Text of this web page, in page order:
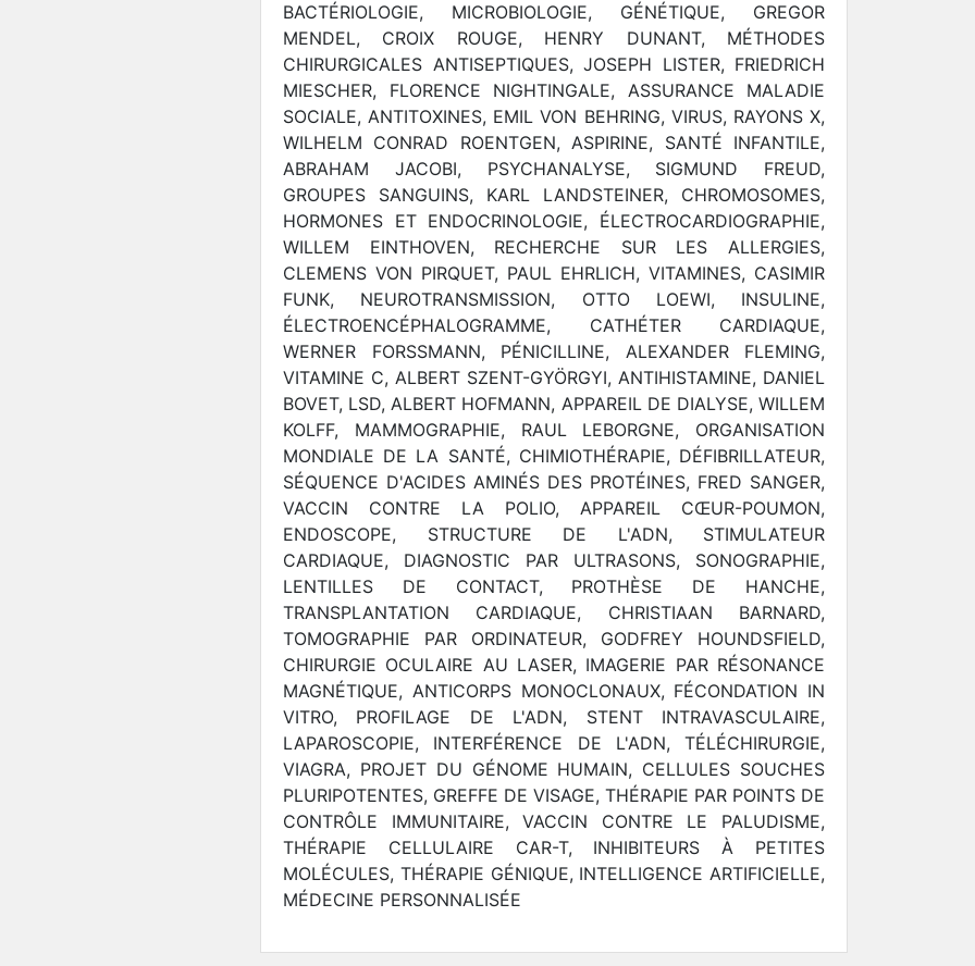
BACTÉRIOLOGIE, MICROBIOLOGIE, GÉNÉTIQUE, GREGOR
MENDEL, CROIX ROUGE, HENRY DUNANT, MÉTHODES
CHIRURGICALES ANTISEPTIQUES, JOSEPH LISTER, FRIEDRICH
MIESCHER, FLORENCE NIGHTINGALE, ASSURANCE MALADIE
SOCIALE, ANTITOXINES, EMIL VON BEHRING, VIRUS, RAYONS X,
WILHELM CONRAD ROENTGEN, ASPIRINE, SANTÉ INFANTILE,
ABRAHAM JACOBI, PSYCHANALYSE, SIGMUND FREUD,
GROUPES SANGUINS, KARL LANDSTEINER, CHROMOSOMES,
HORMONES ET ENDOCRINOLOGIE, ÉLECTROCARDIOGRAPHIE,
WILLEM EINTHOVEN, RECHERCHE SUR LES ALLERGIES,
CLEMENS VON PIRQUET, PAUL EHRLICH, VITAMINES, CASIMIR
FUNK, NEUROTRANSMISSION, OTTO LOEWI, INSULINE,
ÉLECTROENCÉPHALOGRAMME, CATHÉTER CARDIAQUE,
WERNER FORSSMANN, PÉNICILLINE, ALEXANDER FLEMING,
VITAMINE C, ALBERT SZENT-GYÖRGYI, ANTIHISTAMINE, DANIEL
BOVET, LSD, ALBERT HOFMANN, APPAREIL DE DIALYSE, WILLEM
KOLFF, MAMMOGRAPHIE, RAUL LEBORGNE, ORGANISATION
MONDIALE DE LA SANTÉ, CHIMIOTHÉRAPIE, DÉFIBRILLATEUR,
SÉQUENCE D'ACIDES AMINÉS DES PROTÉINES, FRED SANGER,
VACCIN CONTRE LA POLIO, APPAREIL CŒUR-POUMON,
ENDOSCOPE, STRUCTURE DE L'ADN, STIMULATEUR
CARDIAQUE, DIAGNOSTIC PAR ULTRASONS, SONOGRAPHIE,
LENTILLES DE CONTACT, PROTHÈSE DE HANCHE,
TRANSPLANTATION CARDIAQUE, CHRISTIAAN BARNARD,
TOMOGRAPHIE PAR ORDINATEUR, GODFREY HOUNDSFIELD,
CHIRURGIE OCULAIRE AU LASER, IMAGERIE PAR RÉSONANCE
MAGNÉTIQUE, ANTICORPS MONOCLONAUX, FÉCONDATION IN
VITRO, PROFILAGE DE L'ADN, STENT INTRAVASCULAIRE,
LAPAROSCOPIE, INTERFÉRENCE DE L'ADN, TÉLÉCHIRURGIE,
VIAGRA, PROJET DU GÉNOME HUMAIN, CELLULES SOUCHES
PLURIPOTENTES, GREFFE DE VISAGE, THÉRAPIE PAR POINTS DE
CONTRÔLE IMMUNITAIRE, VACCIN CONTRE LE PALUDISME,
THÉRAPIE CELLULAIRE CAR-T, INHIBITEURS À PETITES
MOLÉCULES, THÉRAPIE GÉNIQUE, INTELLIGENCE ARTIFICIELLE,
MÉDECINE PERSONNALISÉE